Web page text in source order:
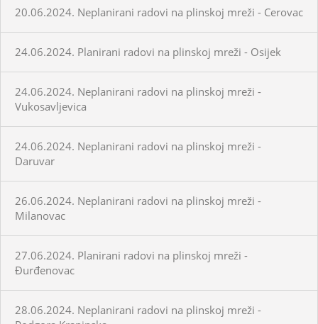
20.06.2024. Neplanirani radovi na plinskoj mreži - Cerovac
24.06.2024. Planirani radovi na plinskoj mreži - Osijek
24.06.2024. Neplanirani radovi na plinskoj mreži -
Vukosavljevica
24.06.2024. Neplanirani radovi na plinskoj mreži -
Daruvar
26.06.2024. Neplanirani radovi na plinskoj mreži -
Milanovac
27.06.2024. Planirani radovi na plinskoj mreži -
Đurđenovac
28.06.2024. Neplanirani radovi na plinskoj mreži -